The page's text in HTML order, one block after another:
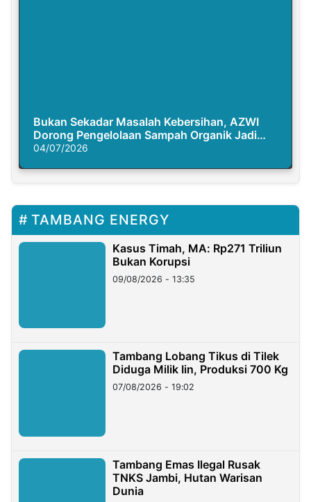
Bukan Sekadar Masalah Kebersihan, AZWI
Dorong Pengelolaan Sampah Organik Jadi
Solusi Krisis Iklim
04/07/2026
TAMBANG ENERGY
Kasus Timah, MA: Rp271 Triliun
Bukan Korupsi
09/08/2026 - 13:35
Tambang Lobang Tikus di Tilek
Diduga Milik Iin, Produksi 700 Kg
07/08/2026 - 19:02
Tambang Emas Ilegal Rusak
TNKS Jambi, Hutan Warisan
Dunia